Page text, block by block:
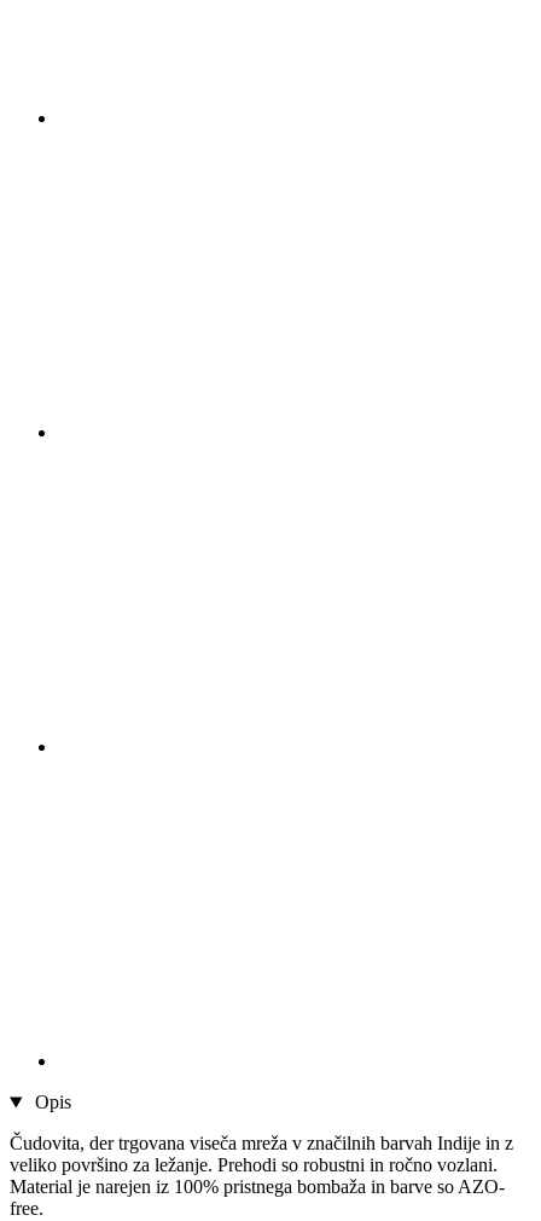
Opis
Čudovita, der trgovana viseča mreža v značilnih barvah Indije in z
veliko površino za ležanje. Prehodi so robustni in ročno vozlani.
Material je narejen iz 100% pristnega bombaža in barve so AZO-
free.